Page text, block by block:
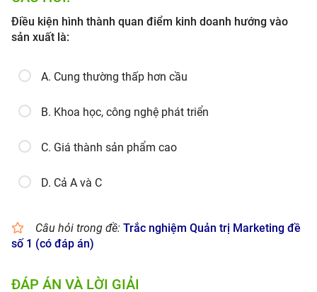
Điều kiện hình thành quan điểm kinh doanh hướng vào
sản xuất là:
A. Cung thường thấp hơn cầu
B. Khoa học, công nghệ phát triển
C. Giá thành sản phẩm cao
D. Cả A và C
Câu hỏi trong đề: Trắc nghiệm Quản trị Marketing đề
số 1 (có đáp án)
ĐÁP ÁN VÀ LỜI GIẢI